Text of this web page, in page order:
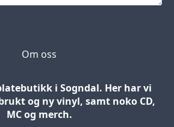
Om oss
i Sogndal. Her har vi
og ny vinyl, samt noko CD,
MC og merch.